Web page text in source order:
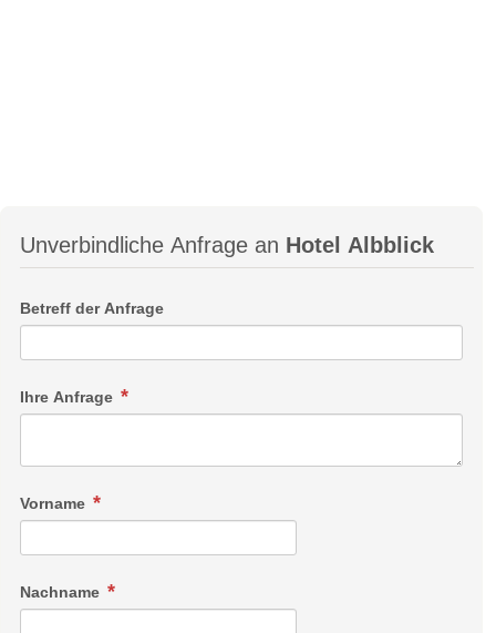
Unverbindliche Anfrage an Hotel Albblick
Betreff der Anfrage
Ihre Anfrage
Vorname
Nachname